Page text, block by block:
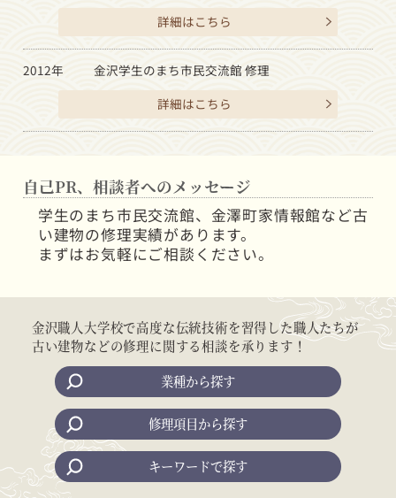
詳細はこちら
2012年
金沢学生のまち市民交流館 修理
詳細はこちら
自己PR、相談者へのメッセージ
学生のまち市民交流館、金澤町家情報館など古
い建物の修理実績があります。
まずはお気軽にご相談ください。
金沢職人大学校で高度な伝統技術を習得した職人たちが
古い建物などの修理に関する相談を承ります！
業種から探す
修理項目から探す
キーワードで探す